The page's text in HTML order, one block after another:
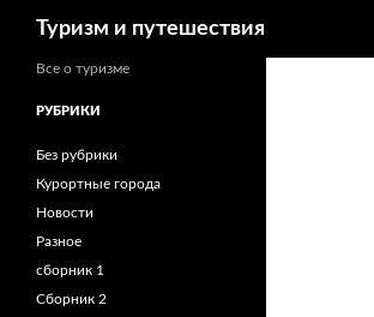
Туризм и путешествия
Все о туризме
РУБРИКИ
Без рубрики
Курортные города
Новости
Разное
сборник 1
Сборник 2